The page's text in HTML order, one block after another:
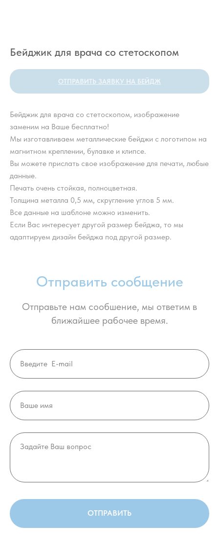
Бейджик для врача со стетоскопом
ОТПРАВИТЬ ЗАЯВКУ НА БЕЙДЖ
Бейджик для врача со стетоскопом, изображение
заменим на Ваше бесплатно!
Мы изготавливаем металлические бейджи с логотипом на
магнитном креплении, булавке и клипсе.
Вы можете прислать свое изображение для печати, любые
данные.
Печать очень стойкая, полноцветная.
Толщина металла 0,5 мм, скругление углов 5 мм.
Все данные на шаблоне можно изменить.
Если Вас интересует другой размер бейджа, то мы
адаптируем дизайн бейджа под другой размер.
Отправить сообщение
Отправьте нам сообшение, мы ответим в
ближайшее рабочее время.
ОТПРАВИТЬ